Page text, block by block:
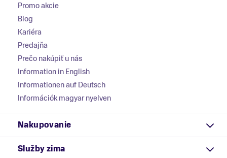
Promo akcie
Blog
Kariéra
Predajňa
Prečo nakúpiť u nás
Information in English
Informationen auf Deutsch
Információk magyar nyelven
Nakupovanie
Služby zima